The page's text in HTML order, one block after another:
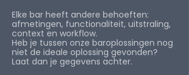
Elke bar heeft andere behoeften:
afmetingen, functionaliteit, uitstraling,
context en workflow.
Heb je tussen onze baroplossingen nog
niet de ideale oplossing gevonden?
Laat dan je gegevens achter.